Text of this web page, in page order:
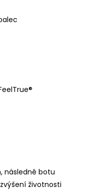
následně botu
životnosti